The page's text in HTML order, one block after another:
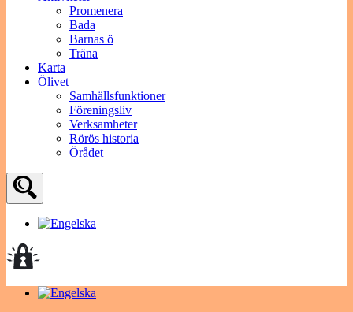
Promenera
Bada
Barnas ö
Träna
Karta
Ölivet
Samhällsfunktioner
Föreningsliv
Verksamheter
Rörös historia
Örådet